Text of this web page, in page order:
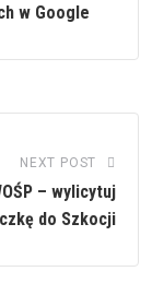
w Google
NEXT POST
– wylicytuj
do Szkocji